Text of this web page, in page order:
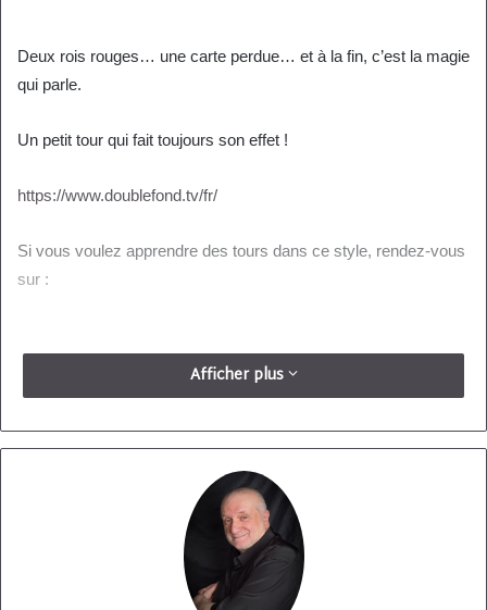
Deux rois rouges… une carte perdue… et à la fin, c’est la magie
qui parle.
Un petit tour qui fait toujours son effet !
https://www.doublefond.tv/fr/
Si vous voulez apprendre des tours dans ce style, rendez-vous
sur :
Afficher plus